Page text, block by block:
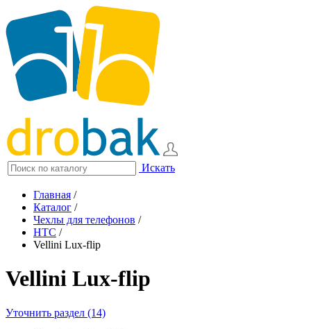
Искать
Главная /
Каталог /
Чехлы для телефонов /
HTC /
Vellini Lux-flip
Vellini Lux-flip
Уточнить раздел (14)